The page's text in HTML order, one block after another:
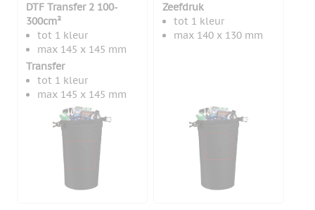
DTF Transfer 2 100-
300cm²
tot 1 kleur
max 145 x 145 mm
Transfer
tot 1 kleur
max 145 x 145 mm
Zeefdruk
tot 1 kleur
max 140 x 130 mm